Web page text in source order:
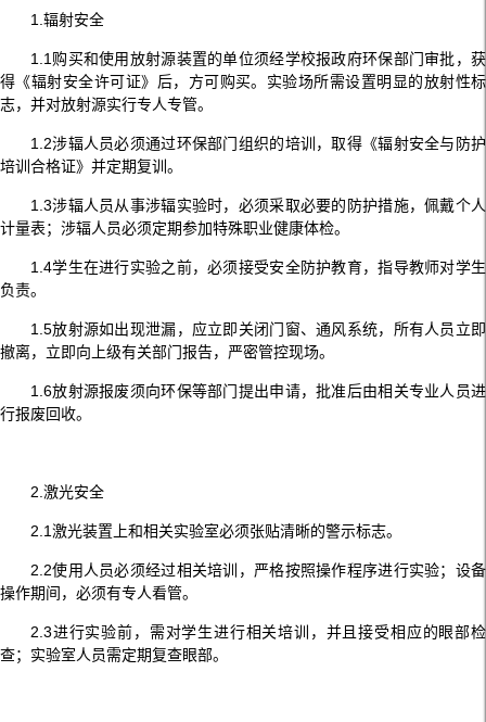
1.辐射安全
1.1购买和使用放射源装置的单位须经学校报政府环保部门审批，获
得《辐射安全许可证》后，方可购买。实验场所需设置明显的放射性标
志，并对放射源实行专人专管。
1.2涉辐人员必须通过环保部门组织的培训，取得《辐射安全与防护
培训合格证》并定期复训。
1.3涉辐人员从事涉辐实验时，必须采取必要的防护措施，佩戴个人
计量表；涉辐人员必须定期参加特殊职业健康体检。
1.4学生在进行实验之前，必须接受安全防护教育，指导教师对学生
负责。
1.5放射源如出现泄漏，应立即关闭门窗、通风系统，所有人员立即
撤离，立即向上级有关部门报告，严密管控现场。
1.6放射源报废须向环保等部门提出申请，批准后由相关专业人员进
行报废回收。
2.激光安全
2.1激光装置上和相关实验室必须张贴清晰的警示标志。
2.2使用人员必须经过相关培训，严格按照操作程序进行实验；设备
操作期间，必须有专人看管。
2.3进行实验前，需对学生进行相关培训，并且接受相应的眼部检
查；实验室人员需定期复查眼部。